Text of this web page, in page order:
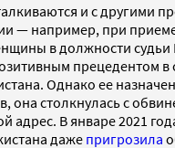
и с другими
— например, при
в должности судьи
прецедентом в
Однако ее
она столкнулась с
адрес. В январе 2021
даже пригрозила